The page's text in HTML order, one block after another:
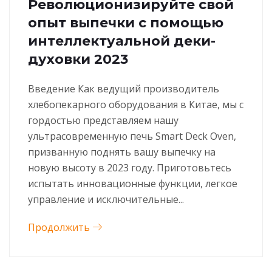
Революционизируйте свой
опыт выпечки с помощью
интеллектуальной деки-
духовки 2023
Введение Как ведущий производитель
хлебопекарного оборудования в Китае, мы с
гордостью представляем нашу
ультрасовременную печь Smart Deck Oven,
призванную поднять вашу выпечку на
новую высоту в 2023 году. Приготовьтесь
испытать инновационные функции, легкое
управление и исключительные...
Продолжить